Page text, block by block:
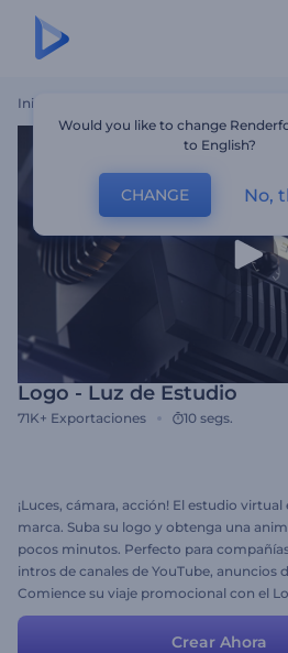
Inicio
Logo - Luz de Estudio
71K+ Exportaciones 10 segs.
¡Luces, cámara, acción! El estudio
marca. Suba su logo y obtenga una
pocos minutos. Perfecto para
intros de canales de YouTube, anuncios
Comience su viaje promocional con el
¡Pruébelo hoy mismo!
Crear Ahora
Would you like to change
to English?
CHANGE No,